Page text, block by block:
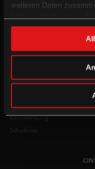
weiteren Daten
haben oder die sie im
gesammelt haben.
Technologien
Gutschein-Info
DOT.magazine
Kino mieten
Kinowerbung
Schulkino